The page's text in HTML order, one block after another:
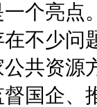
个亮点
不少问
共资源
国企、